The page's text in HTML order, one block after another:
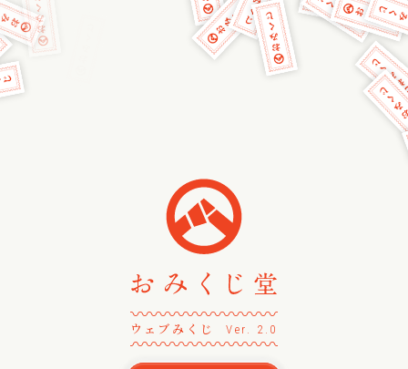
〰〰〰〰〰〰〰〰〰
ウェブみくじ Ver. 2.0
〰〰〰〰〰〰〰〰〰